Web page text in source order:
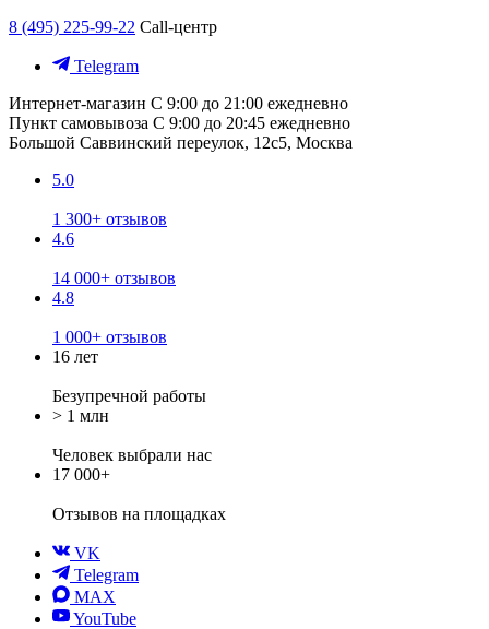
8 (495) 225-99-22 Call-центр
Telegram
Интернет-магазин С 9:00 до 21:00 ежедневно
Пункт самовывоза С 9:00 до 20:45 ежедневно
Большой Саввинский переулок, 12с5, Москва
5.0
1 300+ отзывов
4.6
14 000+ отзывов
4.8
1 000+ отзывов
16 лет
Безупречной работы
> 1 млн
Человек выбрали нас
17 000+
Отзывов на площадках
VK
Telegram
MAX
YouTube